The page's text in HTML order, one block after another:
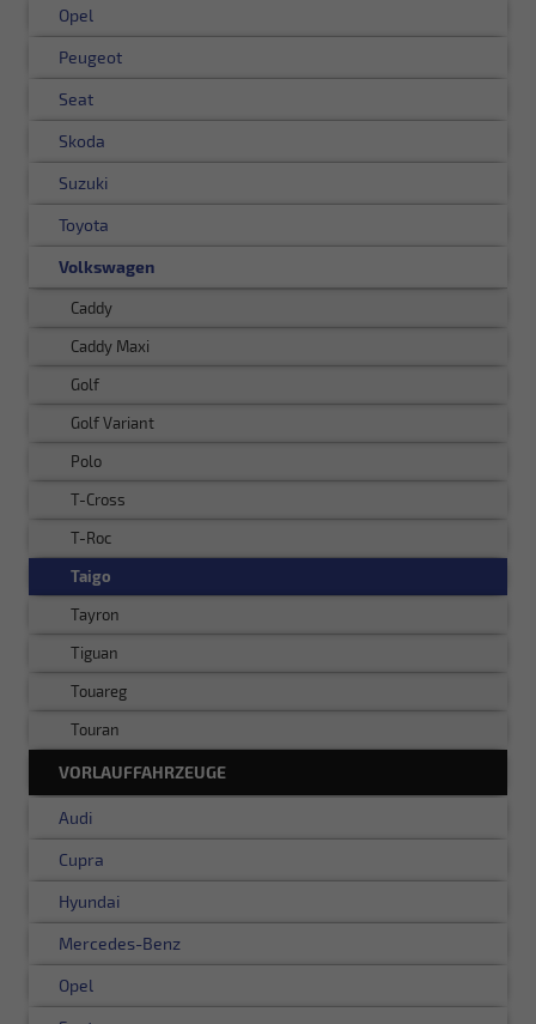
Opel
Peugeot
Seat
Skoda
Suzuki
Toyota
Volkswagen
Caddy
Caddy Maxi
Golf
Golf Variant
Polo
T-Cross
T-Roc
Taigo
Tayron
Tiguan
Touareg
Touran
VORLAUFFAHRZEUGE
Audi
Cupra
Hyundai
Mercedes-Benz
Opel